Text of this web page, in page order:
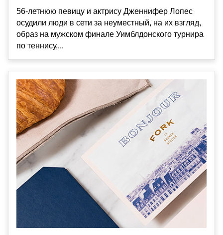
56-летнюю певицу и актрису Дженнифер Лопес
осудили люди в сети за неуместный, на их взгляд,
образ на мужском финале Уимблдонского турнира
по теннису,...